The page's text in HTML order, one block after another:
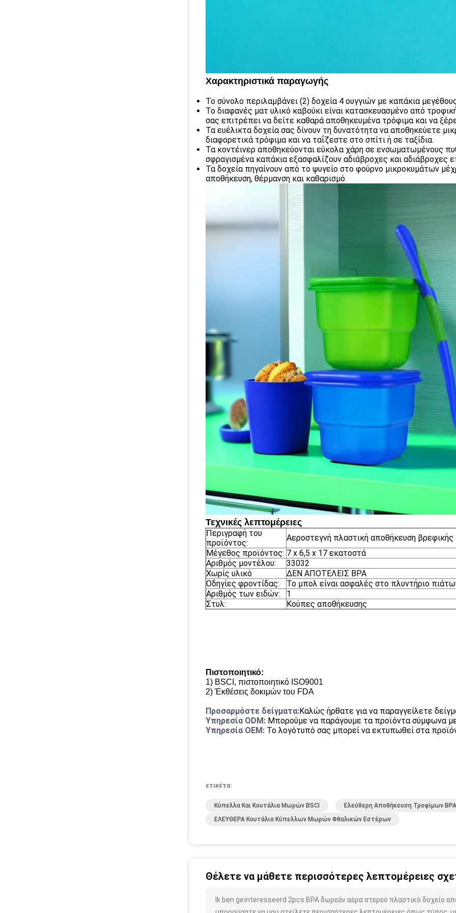
Χαρακτηριστικά παραγωγής
Το σύνολο περιλαμβάνει (2) δοχεία 4 ουγγιών με καπάκια
Το διαφανές ματ υλικό καβούκι είναι κατασκευασμένο από
σας επιτρέπει να δείτε καθαρά αποθηκευμένα τρόφιμα και να
Τα ευέλικτα δοχεία σας δίνουν τη δυνατότητα να αποθηκεύετε
διαφορετικά τρόφιμα και να ταΐζεστε στο σπίτι ή σε ταξίδια.
Τα κοντέινερ αποθηκεύονται εύκολα χάρη σε ενσωματωμένους
σφραγισμένα καπάκια εξασφαλίζουν αδιάβροχες και αδιάβροχες
Τα δοχεία πηγαίνουν από το ψυγείο στο φούρνο μικροκυμάτων
αποθήκευση, θέρμανση και καθαρισμό.
Τεχνικές λεπτομέρειες
Περιγραφή του
προϊόντος:
Αεροστεγνή πλαστική αποθήκευση
Μέγεθος προϊόντος: 7 x 6,5 x 17 εκατοστά
Αριθμός μοντέλου:
33032
Χωρίς υλικό
ΔΕΝ ΑΠΟΤΕΛΕΙΣ BPA
Οδηγίες φροντίδας:
Το μπολ είναι ασφαλές στο πλυντήριο
Αριθμός των ειδών:
1
Στυλ:
Κούπες αποθήκευσης
Πιστοποιητικό:
1) BSCI, πιστοποιητικό ISO9001
2) Έκθέσεις δοκιμών του FDA
Προσαρμόστε δείγματα:Καλώς ήρθατε για να παραγγείλετε
Υπηρεσία ODM: Μπορούμε να παράγουμε τα προϊόντα σύμφωνα
Υπηρεσία OEM: Το λογότυπό σας μπορεί να εκτυπωθεί στα
ετικέτα:
Κύπελλα Και Κουτάλια Μωρών BSCI
Ελεύθερη Αποθήκευση Τροφίμων
ΕΛΕΥΘΕΡΑ Κουτάλια Κύπελλων Μωρών Φθαλικών Εστέρων
Θέλετε να μάθετε περισσότερες λεπτομέρειες
Ik ben geïnteresseerd 2pcs BPA δωρεάν αέρα στερεό πλαστικό δοχείο